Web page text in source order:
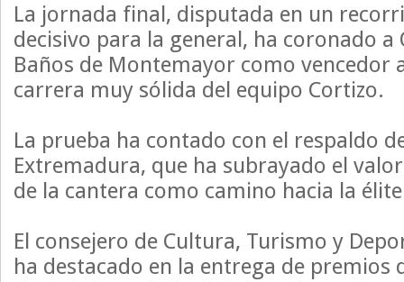
La jornada final, disputada en un
decisivo para la general, ha coronado a
Baños de Montemayor como vencedor
carrera muy sólida del equipo Cortizo.
La prueba ha contado con el respaldo
Extremadura, que ha subrayado el
de la cantera como camino hacia la
El consejero de Cultura, Turismo y
ha destacado en la entrega de premios